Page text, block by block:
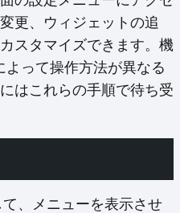
更、ウィジェットの追
スタマイズできます。機
って操作方法が異なる
はこれらの手順で待ち受
て、メニューを表示させ